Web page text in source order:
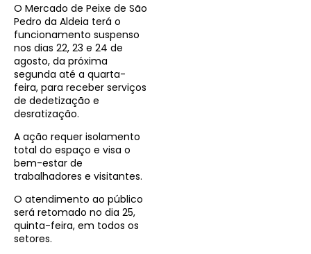
O Mercado de Peixe de São
Pedro da Aldeia terá o
funcionamento suspenso
nos dias 22, 23 e 24 de
agosto, da próxima
segunda até a quarta-
feira, para receber serviços
de dedetização e
desratização.
A ação requer isolamento
total do espaço e visa o
bem-estar de
trabalhadores e visitantes.
O atendimento ao público
será retomado no dia 25,
quinta-feira, em todos os
setores.